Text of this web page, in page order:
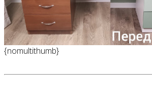
{nomultithumb}